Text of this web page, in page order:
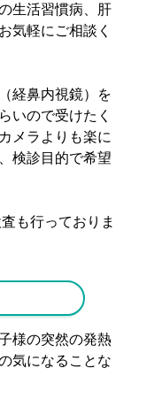
生活習慣病、肝
気軽にご相談く
経鼻内視鏡）を
いので受けたく
メラよりも楽に
検診目的で希望
も行っておりま
様の突然の発熱
気になることな